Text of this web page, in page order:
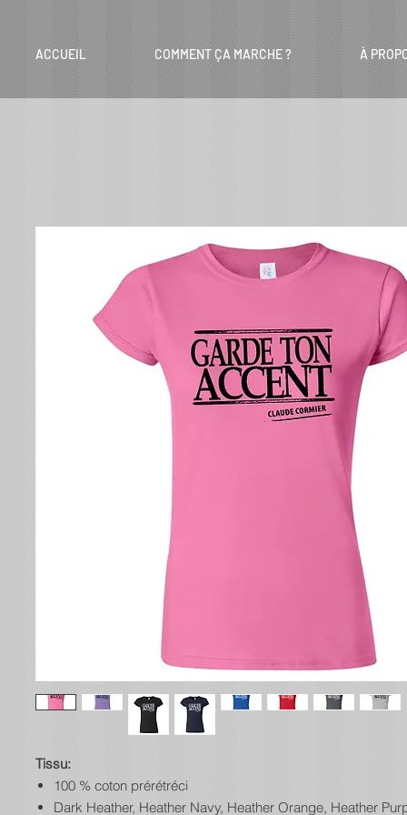
ACCUEIL COMMENT ÇA MARCHE ? À
Tissu:
100 % coton prérétréci
Dark Heather, Heather Navy, Heather Orange, Heather